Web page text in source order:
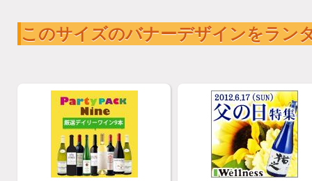
このサイズのバナーデザインをラン